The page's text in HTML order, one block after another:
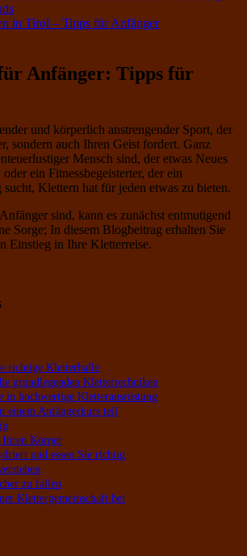
in Tirol – Tipps für Anfänger
Anfänger: Tipps für
und körperlich anstrengender Sport, der
sondern auch Ihren Geist fordert. Ganz
Mensch sind, der etwas Neues
ein Fitnessbegeisterter, der ein
Klettern hat für jeden etwas zu bieten.
sind, kann es zunächst entmutigend
Sorge; In diesem Blogbeitrag erhalten Sie
Einstieg in Ihre Kletterreise.
richtige Kletterhalle
grundlegenden Klettertechniken
in hochwertige Kletterausrüstung
einem Anfängerkurs teil
Körper
und essen Sie richtig
zu fallen
Klettergemeinschaft bei